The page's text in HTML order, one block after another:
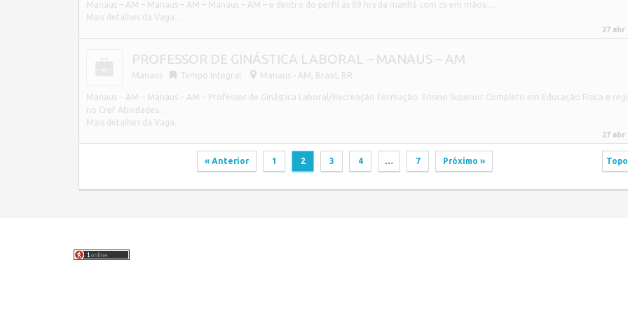
Manaus – AM – Manaus – AM – Manaus – AM – e dentro do perfil ás 09 hrs da manhã com cv em mãos….
Mais detalhes da Vaga...
27 abr
PROFESSOR DE GINÁSTICA LABORAL – MANAUS – AM
Manaus Tempo Integral Manaus - AM, Brasil , BR
Manaus – AM – Manaus – AM – Professor de Ginástica Laboral/Recreação Formação: Ensino Superior Completo em Educação Física e
no Cref Atividades…
Mais detalhes da Vaga...
27 abr
« Anterior 1 2 3 4 … 7 Próximo » Topo